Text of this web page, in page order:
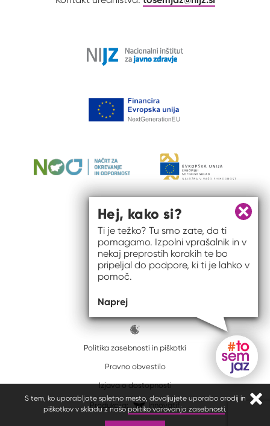
S tem, ko uporabljate spletno mesto, dovoljujete uporabo orodij in
piškotkov v skladu z našopolitiko varovanja zasebnosti.
ISSN spletišča: 2820-5960
Politika zasebnosti in piškotki
Pravno obvestilo
Izjava o dostopnosti
Produkcija: Innovatif
Gumb
Zapri
Hej, kako si?
Ti je težko? Tu smo zate, da ti
pomagamo. Izpolni vprašalnik in v
nekaj preprostih korakih te bo
pripeljal do podpore, ki ti je lahko v
pomoč.
Naprej